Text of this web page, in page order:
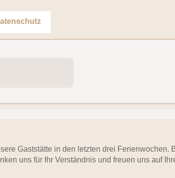
Gaststätte in den letzten drei Ferienwochen.
uns für Ihr Verständnis und freuen uns auf